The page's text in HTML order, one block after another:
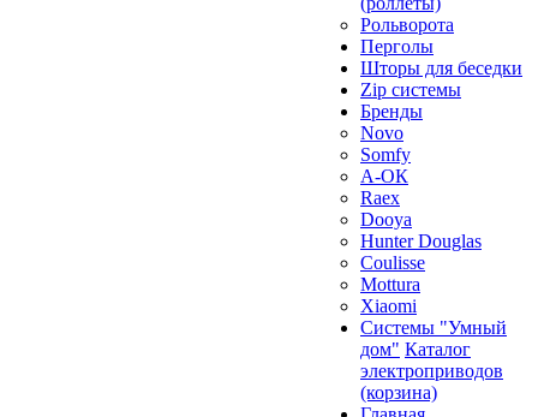
Рольворота
Перголы
Шторы для беседки
Zip системы
Бренды
Novo
Somfy
А-ОК
Raex
Dooya
Hunter Douglas
Coulisse
Mottura
Xiaomi
Системы "Умный
дом" Каталог
электроприводов
(корзина)